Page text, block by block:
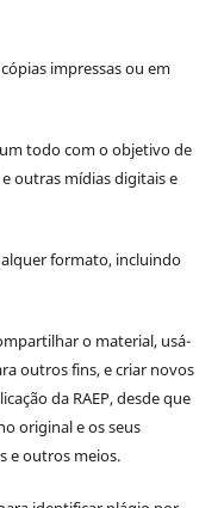
impressas ou em
todo com o objetivo de
outras mídias digitais e
formato, incluindo
o material, usá-
outros fins, e criar novos
da RAEP, desde que
original e os seus
e outros meios.